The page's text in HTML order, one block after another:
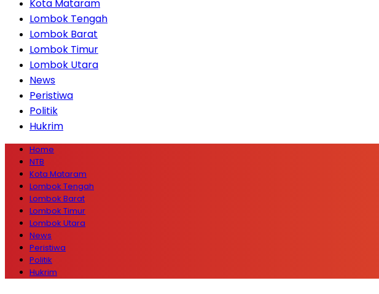
Kota Mataram
Lombok Tengah
Lombok Barat
Lombok Timur
Lombok Utara
News
Peristiwa
Politik
Hukrim
Home
NTB
Kota Mataram
Lombok Tengah
Lombok Barat
Lombok Timur
Lombok Utara
News
Peristiwa
Politik
Hukrim